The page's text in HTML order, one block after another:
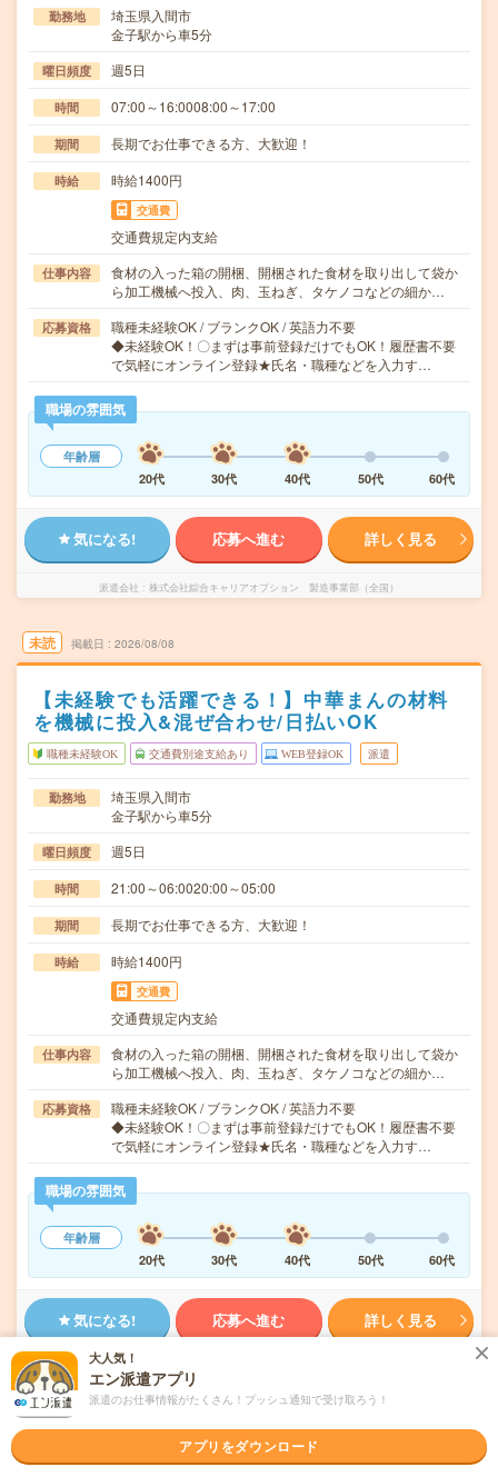
勤務地
埼玉県入間市
金子駅から車5分
曜日頻度 週5日
時間 07:00～16:0008:00～17:00
期間 長期でお仕事できる方、大歓迎！
時給 時給1400円
交通費
交通費規定内支給
仕事内容
食材の入った箱の開梱、開梱された食材を取り出して袋か
ら加工機械へ投入、肉、玉ねぎ、タケノコなどの細か…
応募資格
職種未経験OK / ブランクOK / 英語力不要
◆未経験OK！〇まずは事前登録だけでもOK！履歴書不要
で気軽にオンライン登録★氏名・職種などを入力す…
職場の雰囲気
年齢層
20代
30代 40代 50代 60代
気になる! 応募へ進む 詳しく見る
派遣会社 株式会社綜合キャリアオプション 製造事業部（全国）
未読 掲載日 2026/08/08
【未経験でも活躍できる！】中華まんの材料
を機械に投入&混ぜ合わせ/日払いOK
職種未経験OK 交通費別途支給あり WEB登録OK 派遣
勤務地
埼玉県入間市
金子駅から車5分
曜日頻度 週5日
時間 21:00～06:0020:00～05:00
期間 長期でお仕事できる方、大歓迎！
時給 時給1400円
交通費
交通費規定内支給
仕事内容
食材の入った箱の開梱、開梱された食材を取り出して袋か
ら加工機械へ投入、肉、玉ねぎ、タケノコなどの細か…
応募資格
職種未経験OK / ブランクOK / 英語力不要
◆未経験OK！〇まずは事前登録だけでもOK！履歴書不要
で気軽にオンライン登録★氏名・職種などを入力す…
職場の雰囲気
年齢層
20代
30代 40代 50代 60代
気になる! 応募へ進む 詳しく見る
派遣会社 株式会社綜合キャリアオプション 製造事業部（全国）
未読
大人気！
エン派遣アプリ
派遣のお仕事情報がたくさん！プッシュ通知で受け取ろう！
アプリをダウンロード